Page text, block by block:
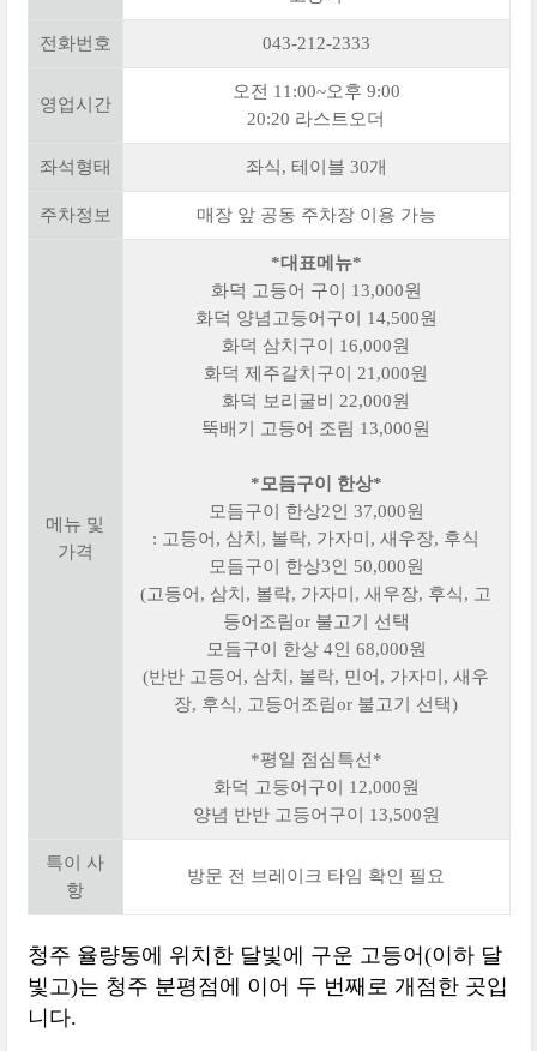
전화번호 043-212-2333
영업시간
오전 11:00~오후 9:00
20:20 라스트오더
좌석형태 좌식, 테이블 30개
주차정보 매장 앞 공동 주차장 이용 가능
메뉴 및
가격
*대표메뉴*
화덕 고등어 구이 13,000원
화덕 양념고등어구이 14,500원
화덕 삼치구이 16,000원
화덕 제주갈치구이 21,000원
화덕 보리굴비 22,000원
뚝배기 고등어 조림 13,000원
*모듬구이 한상*
모듬구이 한상2인 37,000원
: 고등어, 삼치, 볼락, 가자미, 새우장, 후식
모듬구이 한상3인 50,000원
(고등어, 삼치, 볼락, 가자미, 새우장, 후식, 고
등어조림or 불고기 선택
모듬구이 한상 4인 68,000원
(반반 고등어, 삼치, 볼락, 민어, 가자미, 새우
장, 후식, 고등어조림or 불고기 선택)
*평일 점심특선*
화덕 고등어구이 12,000원
양념 반반 고등어구이 13,500원
특이 사
항
방문 전 브레이크 타임 확인 필요
청주 율량동에 위치한 달빛에 구운 고등어(이하 달
빛고)는 청주 분평점에 이어 두 번째로 개점한 곳입
니다.